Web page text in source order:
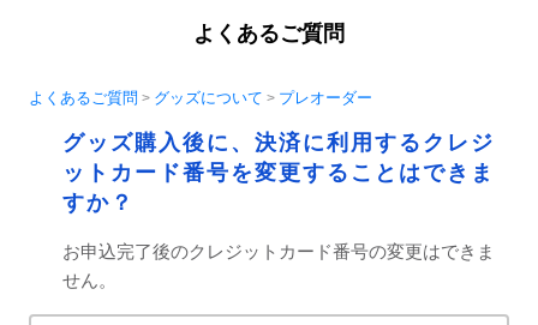
よくあるご質問
よくあるご質問 > グッズについて > プレオーダー
グッズ購入後に、決済に利用するクレジ
ットカード番号を変更することはできま
すか？
お申込完了後のクレジットカード番号の変更はできま
せん。